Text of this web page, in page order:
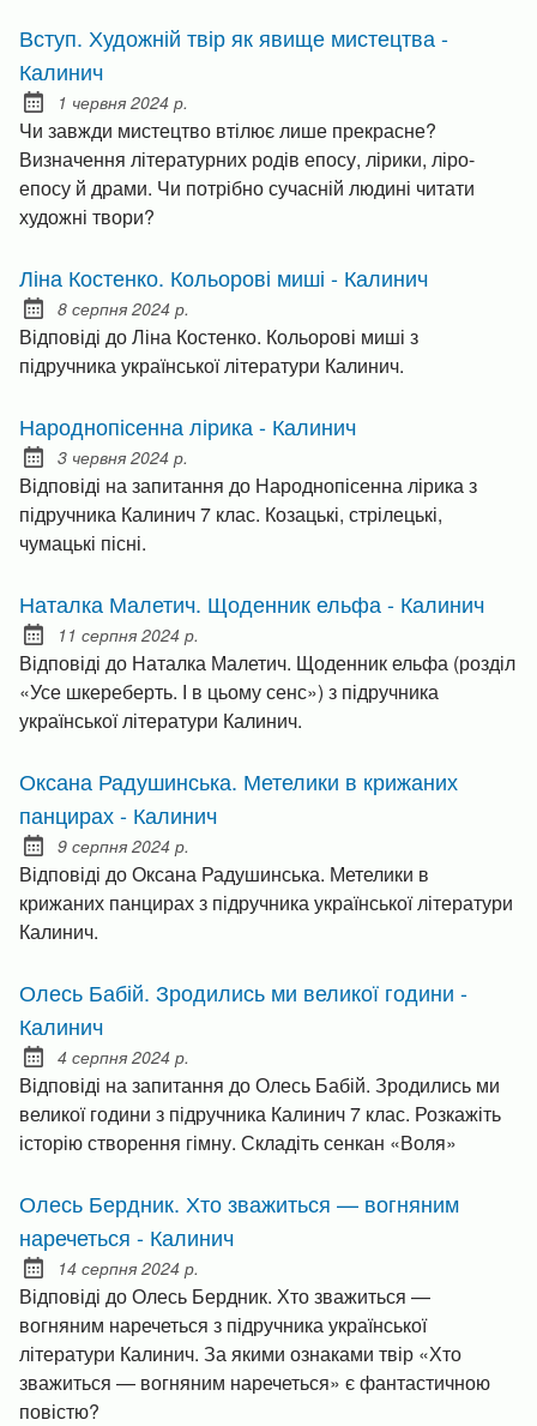
Вступ. Художній твір як явище мистецтва -
Калинич
Posted on:
1 червня 2024 р.
Чи завжди мистецтво втілює лише прекрасне?
Визначення літературних родів епосу, лірики, ліро-
епосу й драми. Чи потрібно сучасній людині читати
художні твори?
Ліна Костенко. Кольорові миші - Калинич
Posted on:
8 серпня 2024 р.
Відповіді до Ліна Костенко. Кольорові миші з
підручника української літератури Калинич.
Народнопісенна лірика - Калинич
Posted on:
3 червня 2024 р.
Відповіді на запитання до Народнопісенна лірика з
підручника Калинич 7 клас. Козацькі, стрілецькі,
чумацькі пісні.
Наталка Малетич. Щоденник ельфа - Калинич
Posted on:
11 серпня 2024 р.
Відповіді до Наталка Малетич. Щоденник ельфа (розділ
«Усе шкереберть. І в цьому сенс») з підручника
української літератури Калинич.
Оксана Радушинська. Метелики в крижаних
панцирах - Калинич
Posted on:
9 серпня 2024 р.
Відповіді до Оксана Радушинська. Метелики в
крижаних панцирах з підручника української літератури
Калинич.
Олесь Бабій. Зродились ми великої години -
Калинич
Posted on:
4 серпня 2024 р.
Відповіді на запитання до Олесь Бабій. Зродились ми
великої години з підручника Калинич 7 клас. Розкажіть
історію створення гімну. Складіть сенкан «Воля»
Олесь Бердник. Хто зважиться — вогняним
наречеться - Калинич
Posted on:
14 серпня 2024 р.
Відповіді до Олесь Бердник. Хто зважиться —
вогняним наречеться з підручника української
літератури Калинич. За якими ознаками твір «Хто
зважиться — вогняним наречеться» є фантастичною
повістю?